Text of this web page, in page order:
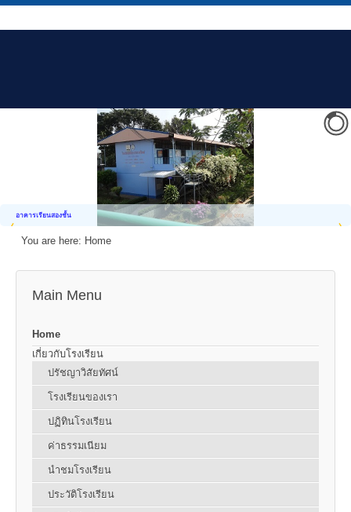
อาคารเรียนสองชั้น
You are here: Home
Main Menu
Home
เกี่ยวกับโรงเรียน
ปรัชญาวิสัยทัศน์
โรงเรียนของเรา
ปฏิทินโรงเรียน
ค่าธรรมเนียม
นำชมโรงเรียน
ประวัติโรงเรียน